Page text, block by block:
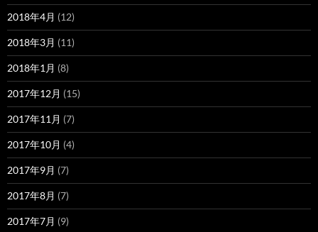
2018年4月 (12)
2018年3月 (11)
2018年1月 (8)
2017年12月 (15)
2017年11月 (7)
2017年10月 (4)
2017年9月 (7)
2017年8月 (7)
2017年7月 (9)